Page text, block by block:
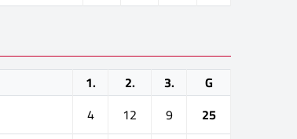
1. 2. 3.
G
4 12 9
25